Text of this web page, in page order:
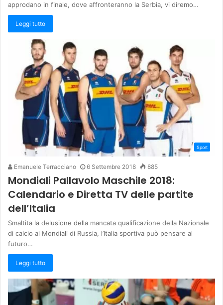
approdano in finale, dove affronteranno la Serbia, vi diremo…
Leggi tutto
Sport
Emanuele Terracciano 6 Settembre 2018 885
Mondiali Pallavolo Maschile 2018:
Calendario e Diretta TV delle partite
dell’Italia
Smaltita la delusione della mancata qualificazione della Nazionale
di calcio ai Mondiali di Russia, l’Italia sportiva può pensare al
futuro…
Leggi tutto